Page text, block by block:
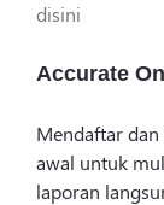
disini
Accurate
Mendaftar
awal untuk
laporan